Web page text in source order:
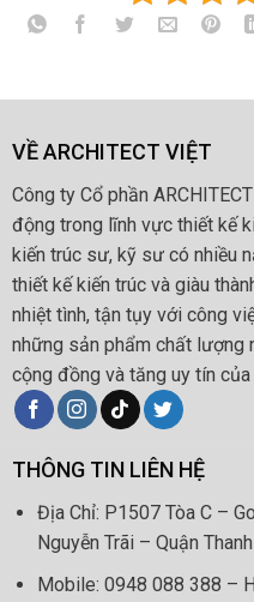
VỀ ARCHITECT VIỆT
Công ty Cổ phần
động trong lĩnh vực thiết kế
kiến trúc sư, kỹ sư có nhiều
thiết kế kiến trúc và giàu
nhiệt tình, tận tụy với công
những sản phẩm chất lượng
cộng đồng và tăng uy tín của
THÔNG TIN LIÊN HỆ
Địa Chỉ: P1507 Tòa C –
Nguyễn Trãi – Quận
Mobile: 0948 088 388 –